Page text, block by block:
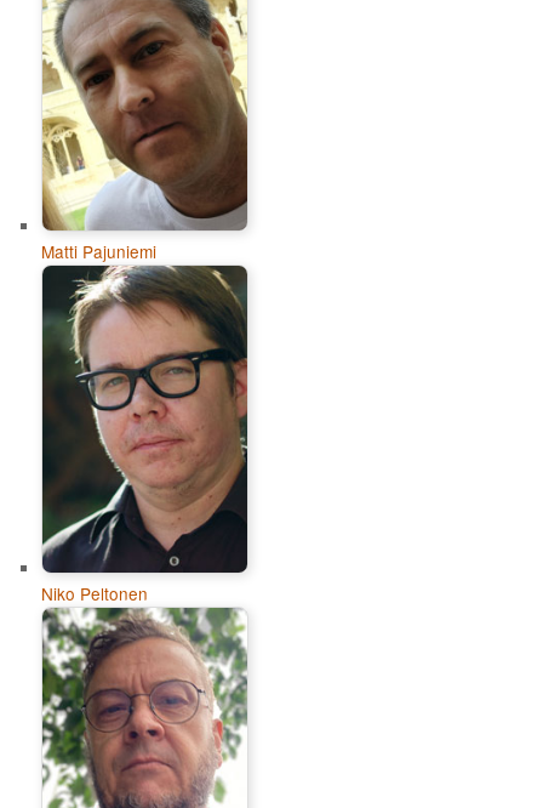
Matti Pajuniemi
Niko Peltonen